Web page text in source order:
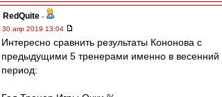
RedQuite -
30 апр 2019 13:04
Интересно сравнить результаты Кононова с
предыдущими 5 тренерами именно в весенний
период: